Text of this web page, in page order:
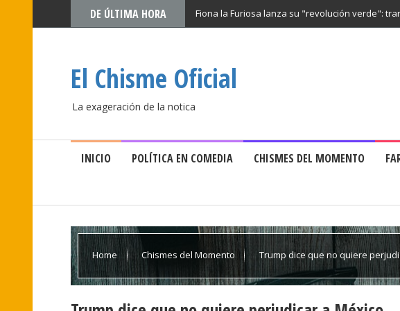
DE ÚLTIMA HORA Fiona la Furiosa lanza su "revolución verde":
El Chisme Oficial
La exageración de la notica
INICIO POLÍTICA EN COMEDIA CHISMES DEL MOMENTO
Home Chismes del Momento Trump dice que no quiere